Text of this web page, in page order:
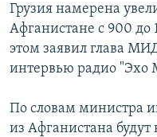
поискуАРМЕНИЯ
ПОЛИТИКА
ОБЩЕСТВО
СПОРТ
РУБРИКИ
ГОСТЬ НЕДЕЛИ
БЛОГИ
МУЛЬТИМЕДИА
ВИДЕО
АУДИО
АРХИВ РАДИОПРОГРАММЫ
ПРИСОЕДИНЯЙТЕСЬ!
Грузия намерена
Афганистане с 900
этом заявил глава
интервью радио "Эхо
По словам министра
из Афганистана